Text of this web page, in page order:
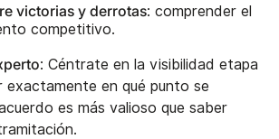
victorias y derrotas: comprender el
competitivo.
: Céntrate en la visibilidad etapa
exactamente en qué punto se
es más valioso que saber